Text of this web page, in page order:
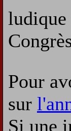
ludique
Pour
sur
Si une